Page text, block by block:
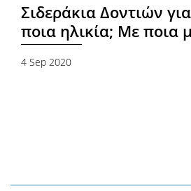
Σιδεράκια Δοντιών
ποια ηλικία; Με ποια
4 Sep 2020